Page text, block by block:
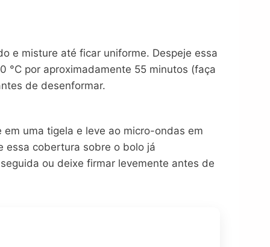
e misture até ficar uniforme. Despeje essa
°C por aproximadamente 55 minutos (faça
de desenformar.
uma tigela e leve ao micro-ondas em
essa cobertura sobre o bolo já
ou deixe firmar levemente antes de